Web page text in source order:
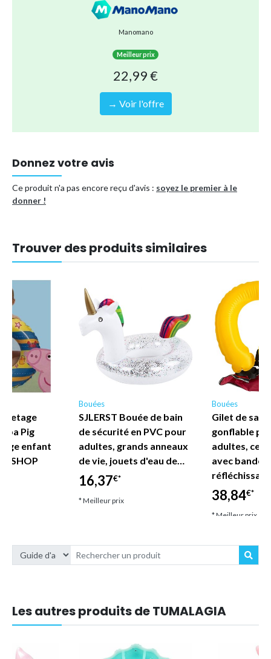
Manomano
Meilleur prix
22,99 €
→ Voir l'offre
Donnez votre avis
Ce produit n'a pas encore reçu d'avis : soyez le premier à le
donner !
Trouver des produits similaires
Pig
enfant
SHOP
Bouées
SJLERST Bouée de bain
de sécurité en PVC pour
adultes, grands anneaux
de vie, jouets d'eau de…
16,37€*
* Meilleur prix
Bouées
Gilet de
gonflable
adultes,
avec bandes
38,84€*
* Meilleur prix
Les autres produits de TUMALAGIA